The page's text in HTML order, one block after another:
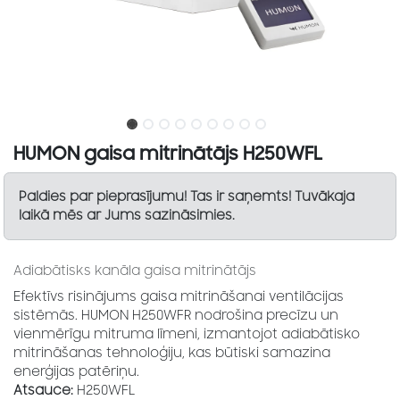
HUMON gaisa mitrinātājs H250WFL
Paldies par pieprasījumu! Tas ir saņemts! Tuvākaja
laikā mēs ar Jums sazināsimies.
Adiabātisks kanāla gaisa mitrinātājs
Efektīvs risinājums gaisa mitrināšanai ventilācijas
sistēmās. HUMON H250WFR nodrošina precīzu un
vienmērīgu mitruma līmeni, izmantojot adiabātisko
mitrināšanas tehnoloģiju, kas būtiski samazina
enerģijas patēriņu.
Atsauce: H250WFL